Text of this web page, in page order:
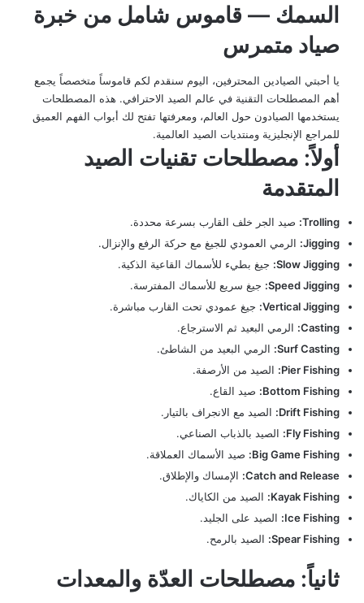
السمك — قاموس شامل من خبرة
صياد متمرس
يا أحبتي الصيادين المحترفين، اليوم سنقدم لكم قاموساً متخصصاً يجمع
أهم المصطلحات التقنية في عالم الصيد الاحترافي. هذه المصطلحات
يستخدمها الصيادون حول العالم، ومعرفتها تفتح لك أبواب الفهم العميق
للمراجع الإنجليزية ومنتديات الصيد العالمية.
أولاً: مصطلحات تقنيات الصيد
المتقدمة
Trolling: صيد الجر خلف القارب بسرعة محددة.
Jigging: الرمي العمودي للجيغ مع حركة الرفع والإنزال.
Slow Jigging: جيغ بطيء للأسماك القاعية الذكية.
Speed Jigging: جيغ سريع للأسماك المفترسة.
Vertical Jigging: جيغ عمودي تحت القارب مباشرة.
Casting: الرمي البعيد ثم الاسترجاع.
Surf Casting: الرمي البعيد من الشاطئ.
Pier Fishing:
الصيد من الأرصفة.
Bottom Fishing:
صيد القاع.
Drift Fishing:
الصيد مع الانجراف بالتيار.
Fly Fishing:
الصيد بالذباب الصناعي.
Big Game Fishing:
صيد الأسماك العملاقة.
Catch and Release: الإمساك والإطلاق.
Kayak Fishing:
الصيد من الكاياك.
Ice Fishing:
الصيد على الجليد.
Spear Fishing: الصيد بالرمح.
ثانياً: مصطلحات العدّة والمعدات